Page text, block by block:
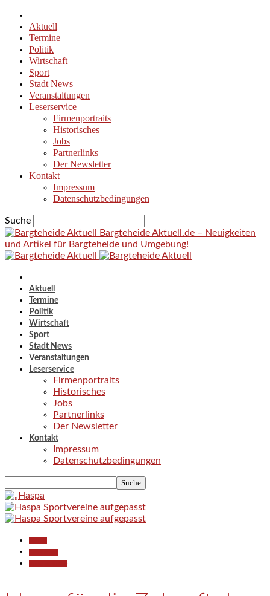
Aktuell
Termine
Politik
Wirtschaft
Sport
Stadt News
Veranstaltungen
Leserservice
Firmenportraits
Historisches
Jobs
Partnerlinks
Der Newsletter
Kontakt
Impressum
Datenschutzbedingungen
Suche
Bargteheide Aktuell.de – Neuigkeiten
und Artikel für Bargteheide und Umgebung!
Aktuell
Termine
Politik
Wirtschaft
Sport
Stadt News
Veranstaltungen
Leserservice
Firmenportraits
Historisches
Jobs
Partnerlinks
Der Newsletter
Kontakt
Impressum
Datenschutzbedingungen